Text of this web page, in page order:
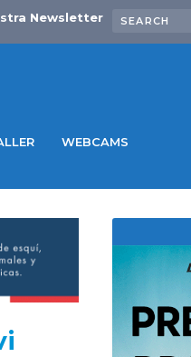
Newsletter
WEBCAMS